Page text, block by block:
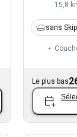
15,8
sans
Le plus bas